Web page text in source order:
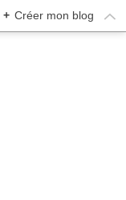
+ Créer mon blog